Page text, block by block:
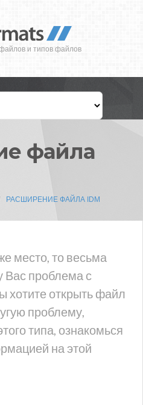
и типов файлов
файла
РАСШИРЕНИЕ ФАЙЛА IDM
место, то весьма
Вас проблема с
открыть файл
проблему,
типа, ознакомься
на этой